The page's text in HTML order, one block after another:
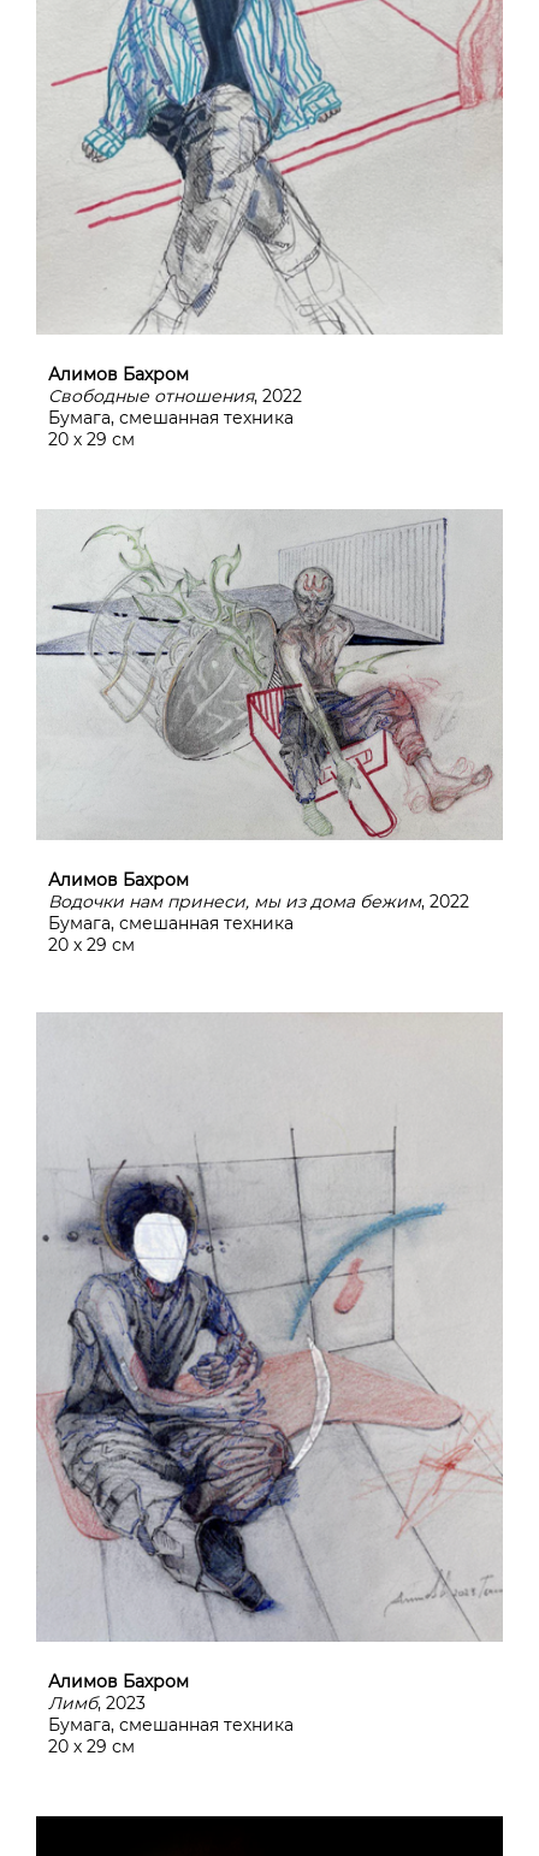
Алимов Бахром
Свободные отношения, 2022
Бумага, смешанная техника
20 х 29 см
Алимов Бахром
Водочки нам принеси, мы из дома бежим, 2022
Бумага, смешанная техника
20 х 29 см
Алимов Бахром
Лимб, 2023
Бумага, смешанная техника
20 х 29 см